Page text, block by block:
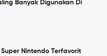
Banyak Digunakan Di
Super Nintendo Terfavorit